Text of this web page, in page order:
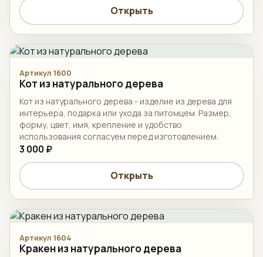
Открыть
Артикул 1600
Кот из натурального дерева
Кот из натурального дерева - изделие из дерева для
интерьера, подарка или ухода за питомцем. Размер,
форму, цвет, имя, крепление и удобство
использования согласуем перед изготовлением.
3 000 ₽
Открыть
Артикул 1604
Кракен из натурального дерева